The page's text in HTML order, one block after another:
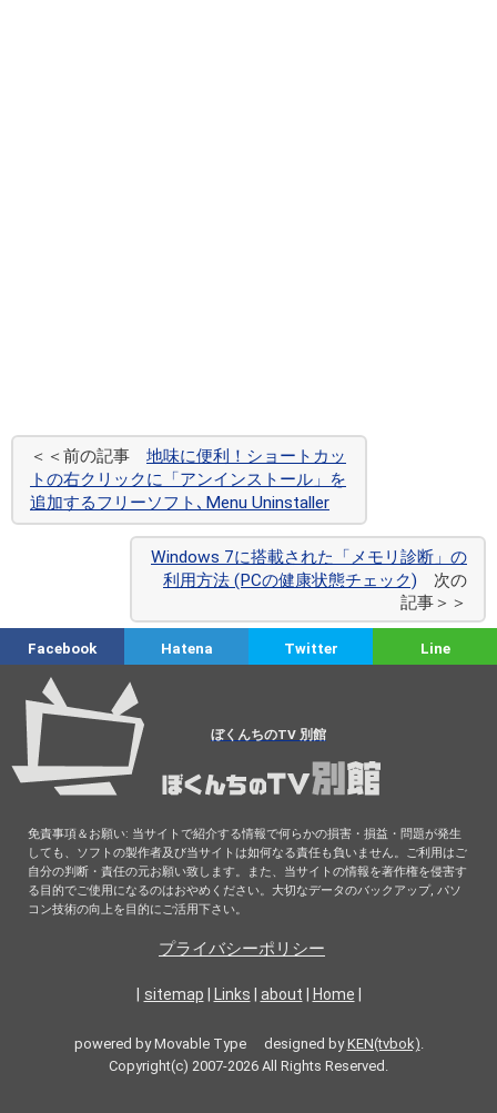
＜＜前の記事 地味に便利！ショートカッ
トの右クリックに「アンインストール」を
追加するフリーソフト､Menu Uninstaller
Windows 7に搭載された「メモリ診断」の
利用方法 (PCの健康状態チェック) 次の
記事＞＞
Facebook Hatena Twitter Line
ぼくんちのTV 別館
免責事項＆お願い: 当サイトで紹介する情報で何らかの損害・損益・問題が発生
しても、ソフトの製作者及び当サイトは如何なる責任も負いません。ご利用はご
自分の判断・責任の元お願い致します。また、当サイトの情報を著作権を侵害す
る目的でご使用になるのはおやめください。大切なデータのバックアップ, パソ
コン技術の向上を目的にご活用下さい。
プライバシーポリシー
sitemap Links about Home
powered by Movable Type designed byKEN(tvbok).
Copyright(c) 2007-2026 All Rights Reserved.